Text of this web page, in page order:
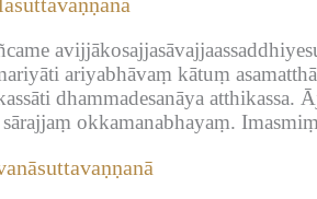
ariyabhāvaṃ kātuṃ
dhammadesanāya atthikassa.
okkamanabhayaṃ.